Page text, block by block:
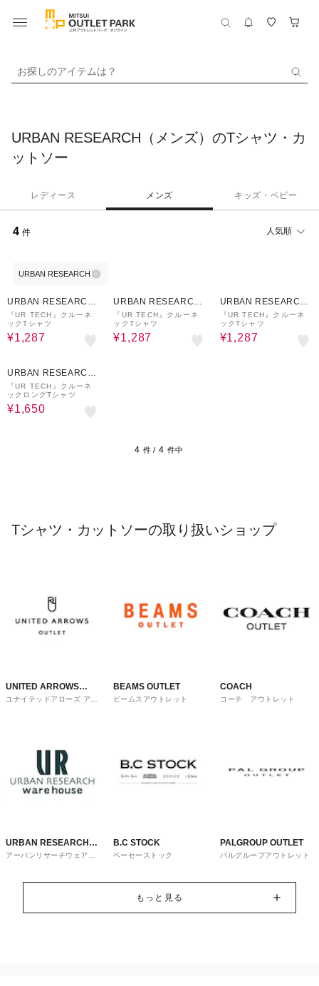
お探しのアイテムは？
URBAN RESEARCH（メンズ）のTシャツ・カ
ットソー
レディース メンズ キッズ・ベビー
4 件 人気順
URBAN RESEARCH
URBAN RESEARCH
ware house
『UR TECH』クルーネ
ックTシャツ
¥1,287
URBAN RESEARCH
ware house
『UR TECH』クルーネ
ックTシャツ
¥1,287
URBAN RESEARCH
ware house
『UR TECH』クルーネ
ックTシャツ
¥1,287
URBAN RESEARCH
ware house
『UR TECH』クルーネ
ックロングTシャツ
¥1,650
4 件 / 4 件中
Tシャツ・カットソーの取り扱いショップ
UNITED ARROWS
OUTLET
ユナイテッドアローズ アウ
BEAMS OUTLET
ビームスアウトレット
COACH
コーチ アウトレット
URBAN RESEARCH
ware house
アーバンリサーチウェアハ
B.C STOCK
ベーセーストック
PALGROUP OUTLET
パルグループアウトレット
もっと見る